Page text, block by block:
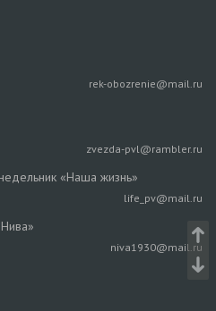
rek-obozrenie@mail.ru
zvezda-pvl@rambler.ru
«Наша жизнь»
life_pv@mail.ru
niva1930@mail.ru